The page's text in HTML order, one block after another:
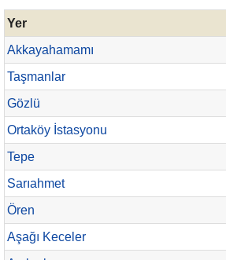
Yer
Akkayahamamı
Taşmanlar
Gözlü
Ortaköy İstasyonu
Tepe
Sarıahmet
Ören
Aşağı Keceler